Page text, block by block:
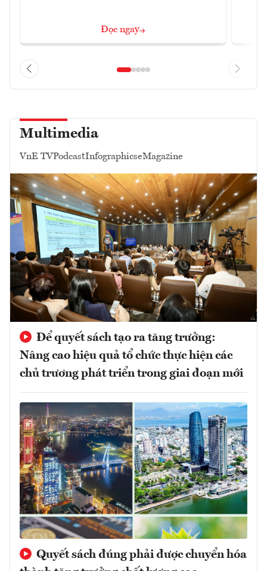
Đọc ngay
Multimedia
VnE TVPodcastInfographicseMagazine
Để quyết sách tạo ra tăng trưởng:
Nâng cao hiệu quả tổ chức thực hiện các
chủ trương phát triển trong giai đoạn mới
Quyết sách đúng phải được chuyển hóa